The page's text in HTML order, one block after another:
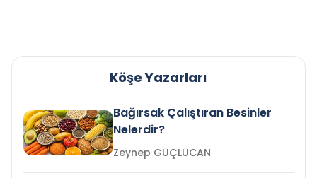
Köşe Yazarları
Bağırsak Çalıştıran Besinler
Nelerdir?
Zeynep GÜÇLÜCAN